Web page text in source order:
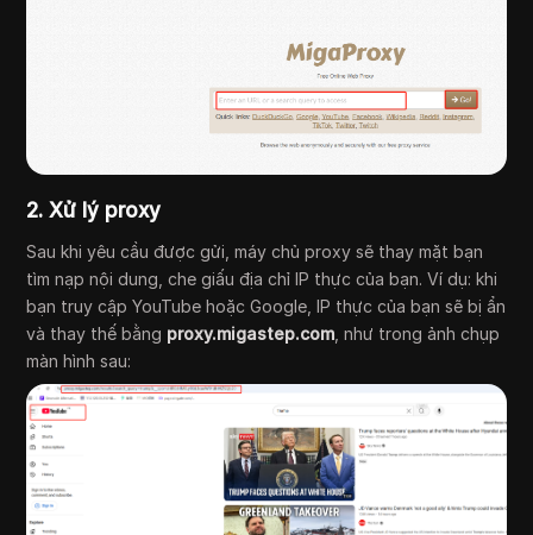
2. Xử lý proxy
Sau khi yêu cầu được gửi, máy chủ proxy sẽ thay mặt bạn
tìm nạp nội dung, che giấu địa chỉ IP thực của bạn. Ví dụ: khi
bạn truy cập YouTube hoặc Google, IP thực của bạn sẽ bị ẩn
và thay thế bằng proxy.migastep.com, như trong ảnh chụp
màn hình sau: